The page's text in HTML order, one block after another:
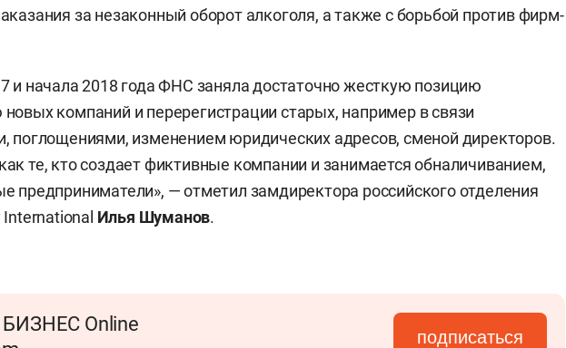
за незаконный оборот алкоголя, а также с борьбой против фирм-
и начала 2018 года ФНС заняла достаточно жесткую позицию
компаний и перерегистрации старых, например в связи
поглощениями, изменением юридических адресов, сменой директоров.
те, кто создает фиктивные компании и занимается обналичиванием,
предприниматели», — отметил замдиректора российского отделения
Илья Шуманов.
БИЗНЕС Online
подписаться